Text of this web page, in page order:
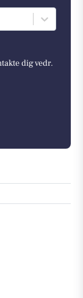
dig vedr.